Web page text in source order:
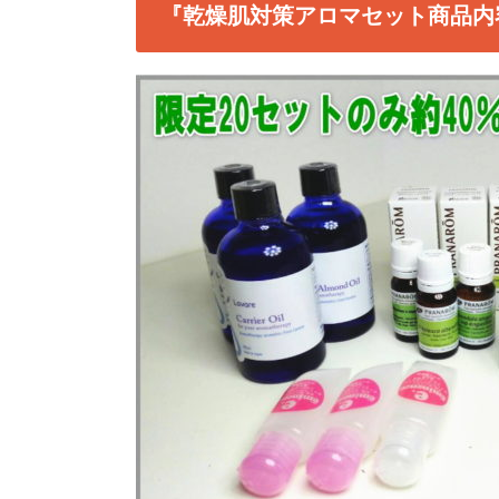
『乾燥肌対策アロマセット商品